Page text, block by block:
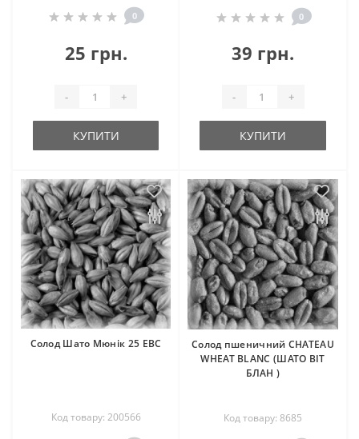
0
25 грн.
- +
КУПИТИ
0
39 грн.
- +
КУПИТИ
Солод Шато Мюнік 25 EBC
Код товару: 200566
Солод пшеничний CHATEAU
WHEAT BLANC (ШАТО ВІТ
БЛАН )
Код товару: 8685